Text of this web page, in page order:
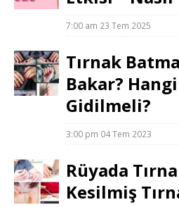
7:00 am 23 Tem 2025
Tırnak
Bakar?
Gidilmeli?
3:00 pm 04 Tem 2023
Rüyada
Kesilmiş